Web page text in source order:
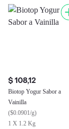
$ 108,12
Biotop Yogur Sabor a
Vainilla
($0.0901/g)
1 X 1.2 Kg